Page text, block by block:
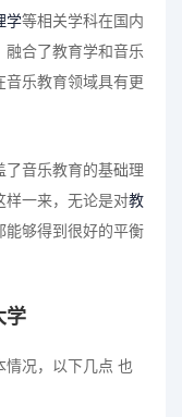
学等相关学科在国内
合了教育学和音乐
音乐教育领域具有更
了音乐教育的基础理
样一来，无论是对教
能够得到很好的平衡
学
情况，以下几点 也